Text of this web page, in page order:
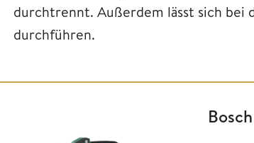
durchtrennt. Außerdem lässt sich bei
durchführen.